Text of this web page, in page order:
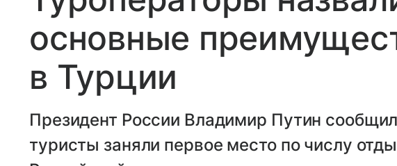
основные
в Турции
Президент России Владимир Путин
туристы заняли первое место по числу